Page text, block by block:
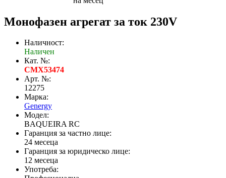
Монофазен агрегат за ток 230V
Наличност:
Наличен
Кат. №:
CMX53474
Арт. №:
12275
Марка:
Genergy
Модел:
BAQUEIRA RC
Гаранция за частно лице:
24 месеца
Гаранция за юридическо лице:
12 месеца
Употреба: